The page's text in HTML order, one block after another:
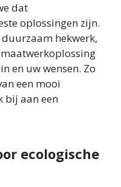
dat
oplossingen zijn.
hekwerk,
en uw wensen. Zo
een mooi
bij aan een
ecologische